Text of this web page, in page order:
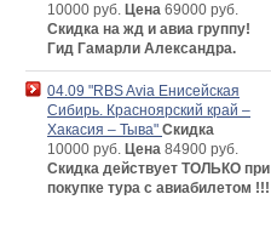
10000 руб. Цена 69000 руб.
Скидка на жд и авиа группу!
Гид Гамарли Александра.
04.09 "RBS Avia Енисейская
Сибирь. Красноярский край –
Хакасия – Тыва" Скидка
10000 руб. Цена 84900 руб.
Скидка действует ТОЛЬКО при
покупке тура с авиабилетом !!!